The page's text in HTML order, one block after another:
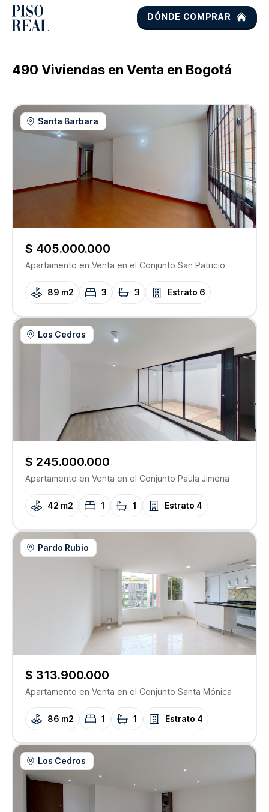
DÓNDE COMPRAR
490 Viviendas en Venta en Bogotá
Santa Barbara
$ 405.000.000
Apartamento en Venta en el Conjunto San Patricio
89 m2 3 3 Estrato 6
Los Cedros
$ 245.000.000
Apartamento en Venta en el Conjunto Paula Jimena
42 m2 1 1 Estrato 4
Pardo Rubio
$ 313.900.000
Apartamento en Venta en el Conjunto Santa Mónica
86 m2 1 1 Estrato 4
Los Cedros